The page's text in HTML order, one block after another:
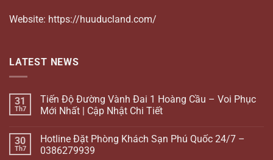
Website: https://huuducland.com/
LATEST NEWS
31
Th7
Tiến Độ Đường Vành Đai 1 Hoàng Cầu – Voi Phục
Mới Nhất | Cập Nhật Chi Tiết
30
Th7
Hotline Đặt Phòng Khách Sạn Phú Quốc 24/7 –
0386279939